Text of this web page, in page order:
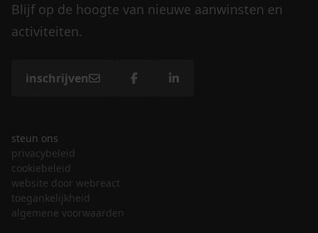
Blijf op de hoogte van nieuwe aanwinsten en
activiteiten.
inschrijven
steun ons
privacybeleid
cookiebeleid
website door webreact
toegankelijkheid
algemene voorwaarden